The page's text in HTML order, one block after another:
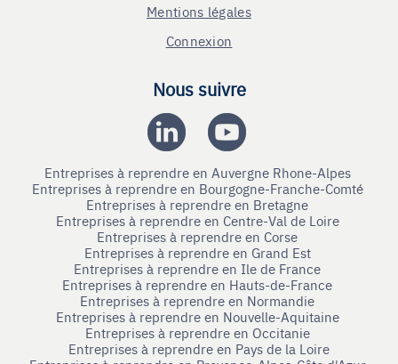
Mentions légales
Connexion
Nous suivre
Entreprises à reprendre en Auvergne Rhone-Alpes
Entreprises à reprendre en Bourgogne-Franche-Comté
Entreprises à reprendre en Bretagne
Entreprises à reprendre en Centre-Val de Loire
Entreprises à reprendre en Corse
Entreprises à reprendre en Grand Est
Entreprises à reprendre en Ile de France
Entreprises à reprendre en Hauts-de-France
Entreprises à reprendre en Normandie
Entreprises à reprendre en Nouvelle-Aquitaine
Entreprises à reprendre en Occitanie
Entreprises à reprendre en Pays de la Loire